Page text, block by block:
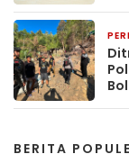
BERITA